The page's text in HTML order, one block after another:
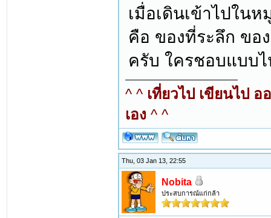
เมื่อเดินเข้าไปใน
คือ ของที่ระลึก ขอ
ครับ ใครชอบแบบ
^ ^ เที่ยวไป เขียนไป
เอง ^ ^
Thu, 03 Jan 13, 22:55
Nobita
ประสบการณ์แก่กล้า